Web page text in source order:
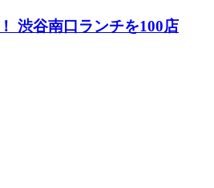
渋谷南口ランチを100店